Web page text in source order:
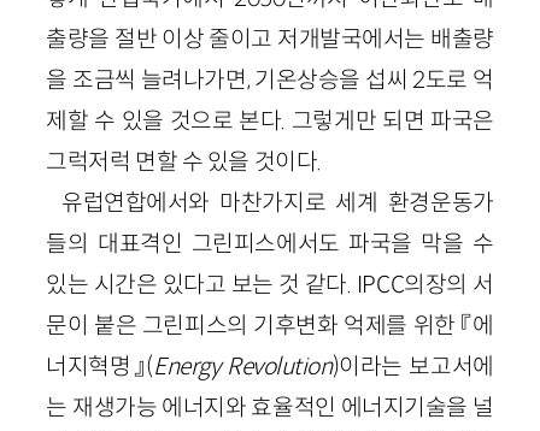
출량을 절반 이상 줄이고 저개발국에서는 배출량
을 조금씩 늘려나가면, 기온상승을 섭씨 2도로 억
제할 수 있을 것으로 본다. 그렇게만 되면 파국은
그럭저럭 면할 수 있을 것이다.
유럽연합에서와 마찬가지로 세계 환경운동가
들의 대표격인 그린피스에서도 파국을 막을 수
있는 시간은 있다고 보는 것 같다. IPCC의장의 서
문이 붙은 그린피스의 기후변화 억제를 위한 『에
너지혁명』(EnergyRevolution)이라는 보고서에
는 재생가능 에너지와 효율적인 에너지기술을 널